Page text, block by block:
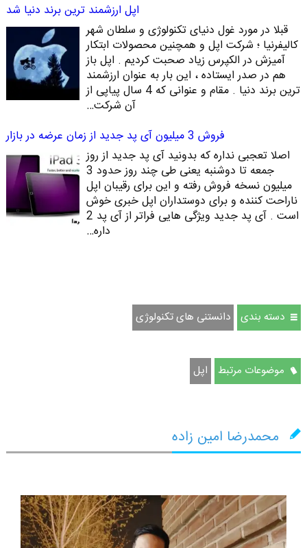
اپل ارزشمند ترین برند دنیا شد
قبلا در مورد غول دنیای تکنولوژی و سلطان شهر
کالیفرنیا ؛ شرکت اپل و همچنین محصولات ابتکار
آمیزش در الکپرس زیاد صحبت کردیم . اپل باز
هم در صدر ایستاده ، این بار به عنوان ارزشمند
ترین برند دنیا . مقام و عنوانی که 4 سال پیاپی از
آن شرکت…
فروش 3 میلیون آی پد جدید از زمان عرضه در بازار
اصلا تعجبی نداره که بدونید آی پد جدید از روز
جمعه تا دوشنبه یعنی طی چند روز حدود 3
میلیون نسخه فروش رفته و این برای رقیبان اپل
ناراحت کننده و برای دوستداران اپل خبری خوش
است . آی پد جدید ویژگی هایی فراتر از آی پد 2
داره…
دسته بندی دانستنی های تکنولوژی
موضوعات مرتبط اپل
محمدرضا امین زاده